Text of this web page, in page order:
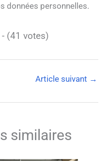
données personnelles.
(41 votes)
Article suivant →
similaires